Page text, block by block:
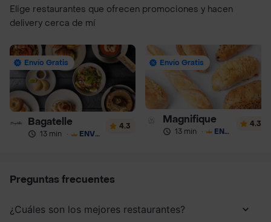
Elige restaurantes que ofrecen promociones y hacen
delivery cerca de mí
Envío Gratis
Bagatelle
13 min · ENVÍO GRATIS
4.3
Envío Gratis
Magnifique
13 min · ENVÍO GRATIS
4.3
Preguntas frecuentes
¿Cuáles son los mejores restaurantes?